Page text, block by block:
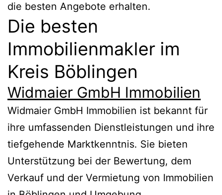
die besten Angebote erhalten.
Die besten
Immobilienmakler im
Kreis Böblingen
Widmaier GmbH Immobilien
Widmaier GmbH Immobilien ist bekannt für
ihre umfassenden Dienstleistungen und ihre
tiefgehende Marktkenntnis. Sie bieten
Unterstützung bei der Bewertung, dem
Verkauf und der Vermietung von Immobilien